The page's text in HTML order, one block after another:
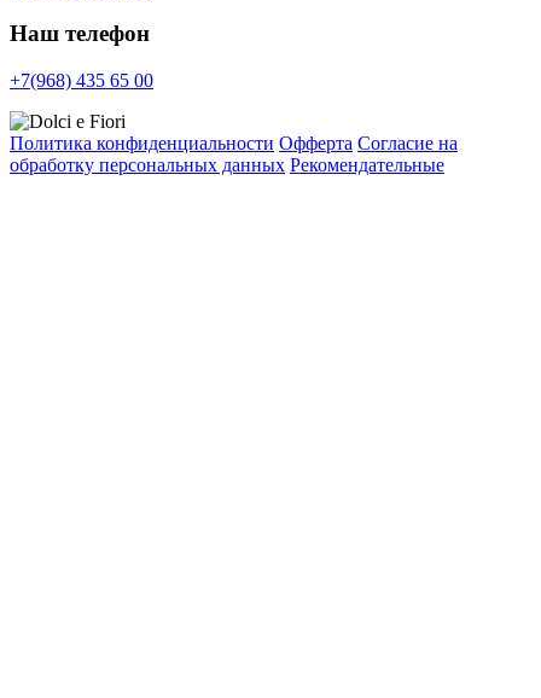
Наш телефон
+7(968) 435 65 00
Политика конфиденциальности Офферта Согласие на
обработку персональных данных Рекомендательные